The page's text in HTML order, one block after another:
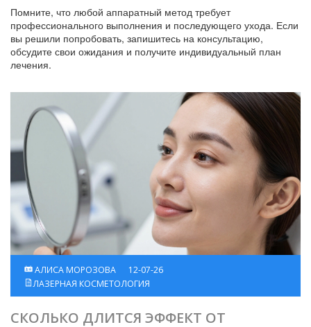
Помните, что любой аппаратный метод требует
профессионального выполнения и последующего ухода. Если
вы решили попробовать, запишитесь на консультацию,
обсудите свои ожидания и получите индивидуальный план
лечения.
АЛИСА МОРОЗОВА
12-07-26
ЛАЗЕРНАЯ КОСМЕТОЛОГИЯ
СКОЛЬКО ДЛИТСЯ ЭФФЕКТ ОТ